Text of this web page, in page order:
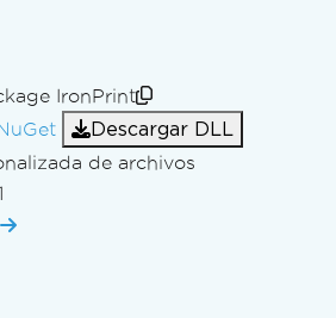
IronPrint
Descargar DLL
de archivos